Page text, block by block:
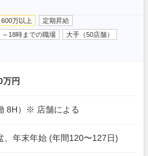
600万以上
定期昇給
～18時までの職場
大手（50店舗）
万円
8H）※ 店舗による
、年末年始 (年間120〜127日)